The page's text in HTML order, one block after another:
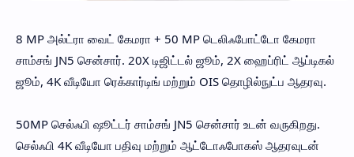
8 MP அல்ட்ரா வைட் கேமரா + 50 MP டெலிஃபோட்டோ கேமரா
சாம்சங் JN5 சென்சார். 20X டிஜிட்டல் ஜூம், 2X ஹைப்ரிட் ஆப்டிகல்
ஜூம், 4K வீடியோ ரெக்கார்டிங் மற்றும் OIS தொழில்நுட்ப ஆதரவு.
50MP செல்ஃபி ஷூட்டர் சாம்சங் JN5 சென்சார் உடன் வருகிறது.
செல்ஃபி 4K வீடியோ பதிவு மற்றும் ஆட்டோஃபோகஸ் ஆதரவுடன்